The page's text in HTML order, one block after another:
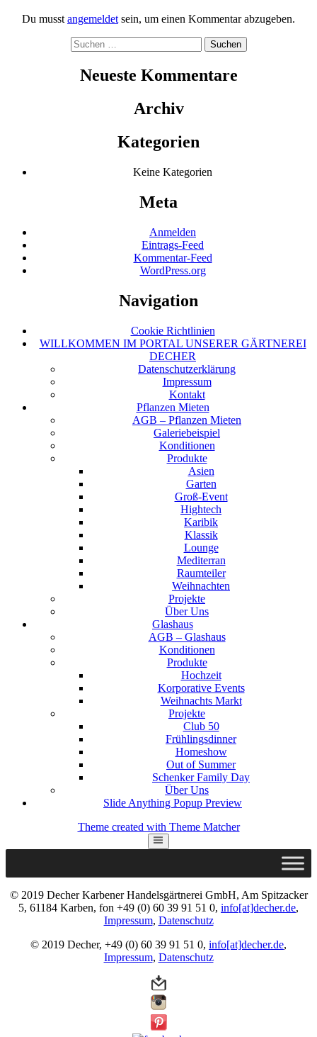
Du musst angemeldet sein, um einen Kommentar abzugeben.
Suchen
nach:
Neueste Kommentare
Archiv
Kategorien
Keine Kategorien
Meta
Anmelden
Eintrags-Feed
Kommentar-Feed
WordPress.org
Navigation
Cookie Richtlinien
WILLKOMMEN IM PORTAL UNSERER GÄRTNEREI
DECHER
Datenschutzerklärung
Impressum
Kontakt
Pflanzen Mieten
AGB – Pflanzen Mieten
Galeriebeispiel
Konditionen
Produkte
Asien
Garten
Groß-Event
Hightech
Karibik
Klassik
Lounge
Mediterran
Raumteiler
Weihnachten
Projekte
Über Uns
Glashaus
AGB – Glashaus
Konditionen
Produkte
Hochzeit
Korporative Events
Weihnachts Markt
Projekte
Club 50
Frühlingsdinner
Homeshow
Out of Summer
Schenker Family Day
Über Uns
Slide Anything Popup Preview
Theme created with Theme Matcher
© 2019 Decher Karbener Handelsgärtnerei GmbH, Am Spitzacker
5, 61184 Karben, fon +49 (0) 60 39 91 51 0, info[at]decher.de,
Impressum, Datenschutz
© 2019 Decher, +49 (0) 60 39 91 51 0, info[at]decher.de,
Impressum, Datenschutz